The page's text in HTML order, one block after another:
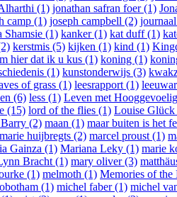
(1) jonathan safran foer (1)
camp (1) joseph campbell (2)
Shamsie (1) kanker (1) kat duff (1)
kerstmis (5) kijken (1) kind (1)
hier dat ik u kus (1) koning (1)
(1) kunstonderwijs (3)
of grass (1) leesrapport (1)
(6) less (1) Leven met
(15) lord of the flies (1) Louise Glück
(2) maan (1) maar buiten is het
huijbregts (2) marcel proust (1)
Gainza (1) Mariana Leky (1) marie
Bracht (1) mary oliver (3)
(1) melmoth (1) Memories of the
(1) michel faber (1) michel